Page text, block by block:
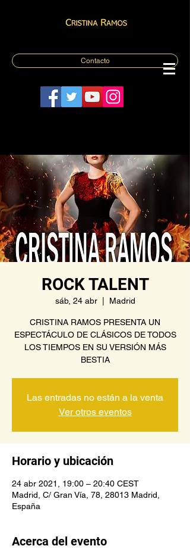
Contacto
ROCK TALENT
sáb, 24 abr
  |
Madrid
CRISTINA RAMOS PRESENTA UN
ESPECTÁCULO DE CLÁSICOS DE TODOS
LOS TIEMPOS EN SU VERSIÓN MÁS
BESTIA
Las entradas no están a la venta
Ver otros eventos
Horario y ubicación
24 abr 2021, 19:00 – 20:40 CEST
Madrid, C/ Gran Vía, 78, 28013 Madrid,
España
Acerca del evento